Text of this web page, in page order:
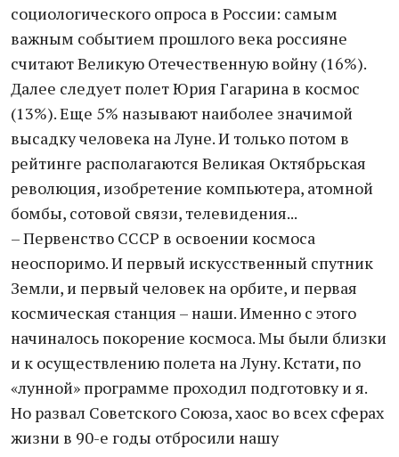
социологического опроса в России: самым
важным событием прошлого века россияне
считают Великую Отечественную войну (16%).
Далее следует полет Юрия Гагарина в космос
(13%). Еще 5% называют наиболее значимой
высадку человека на Луне. И только потом в
рейтинге располагаются Великая Октябрьская
революция, изобретение компьютера, атомной
бомбы, сотовой связи, телевидения...
– Первенство СССР в освоении космоса
неоспоримо. И первый искусственный спутник
Земли, и первый человек на орбите, и первая
космическая станция – наши. Именно с этого
начиналось покорение космоса. Мы были близки
и к осуществлению полета на Луну. Кстати, по
«лунной» программе проходил подготовку и я.
Но развал Советского Союза, хаос во всех сферах
жизни в 90-е годы отбросили нашу